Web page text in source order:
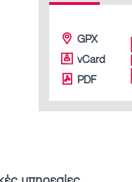
GPX
vCard
PDF